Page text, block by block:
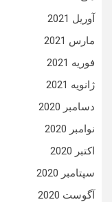
آوریل 2021
مارس 2021
فوریه 2021
ژانویه 2021
دسامبر 2020
نوامبر 2020
اکتبر 2020
سپتامبر 2020
آگوست 2020